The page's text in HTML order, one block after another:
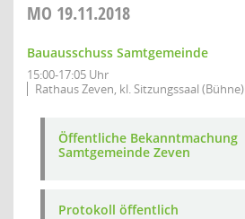
MO 19.11.2018
Bauausschuss Samtgemeinde
15:00-17:05 Uhr
Rathaus Zeven, kl. Sitzungssaal (Bühne)
Öffentliche Bekanntmachung
Samtgemeinde Zeven
Protokoll öffentlich